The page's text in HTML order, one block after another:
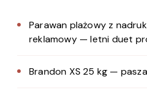
Parawan plażowy z
reklamowy — letni duet
Brandon XS 25 kg —